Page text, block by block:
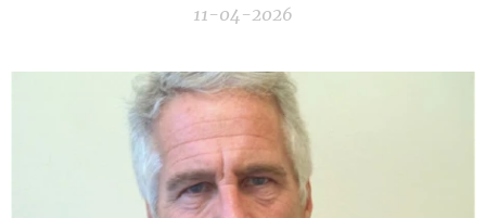
11-04-2026